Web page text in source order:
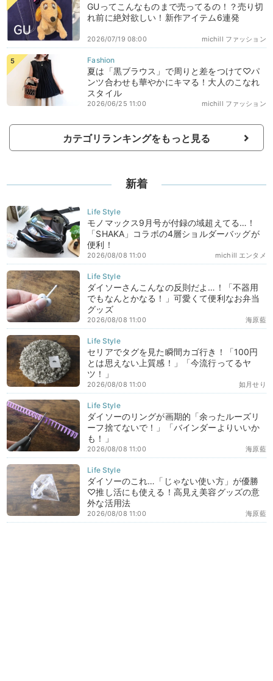
GUってこんなものまで売ってるの！？売り切
れ前に絶対欲しい！新作アイテム6連発
michill ファッション
2026/07/19 08:00
夏は「黒ブラウス」で周りと差をつけて♡パ
ンツ合わせも華やかにキマる！大人のこなれ
スタイル
michill ファッション
2026/06/25 11:00
カテゴリランキングをもっと見る
新着
モノマックス9月号が付録の域超えてる…！
「SHAKA」コラボの4層ショルダーバッグが
便利！
michill エンタメ
2026/08/08 11:00
ダイソーさんこんなの反則だよ…！「不器用
でもなんとかなる！」可愛くて便利なお弁当
グッズ
海原藍
2026/08/08 11:00
セリアでタグを見た瞬間カゴ行き！「100円
とは思えない上質感！」「今流行ってるヤ
ツ！」
如月せり
2026/08/08 11:00
ダイソーのリングが画期的「余ったルーズリ
ーフ捨てないで！」「バインダーよりいいか
も！」
海原藍
2026/08/08 11:00
ダイソーのこれ…「じゃない使い方」が優勝
♡推し活にも使える！高見え美容グッズの意
外な活用法
海原藍
2026/08/08 11:00